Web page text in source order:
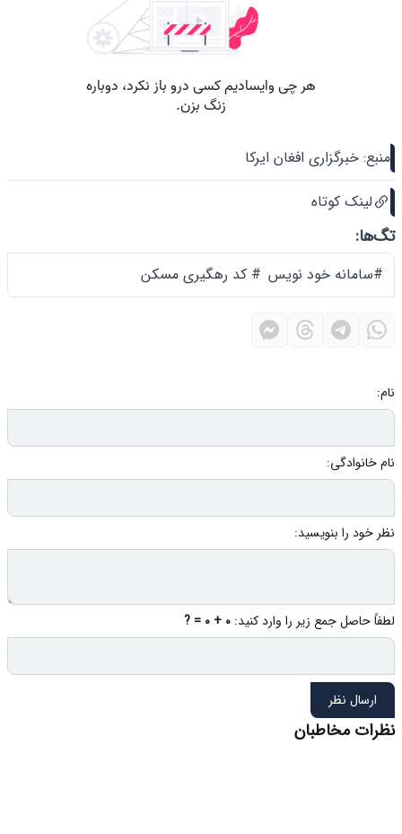
منبع: خبرگزاری افغان ایرکا
لینک کوتاه
تگ‌ها:
#سامانه خود نویس # کد رهگیری مسکن
نام:
نام خانوادگی:
نظر خود را بنویسید:
لطفاً حاصل جمع زیر را وارد کنید: 0 + 0 = ?
ارسال نظر
نظرات مخاطبان